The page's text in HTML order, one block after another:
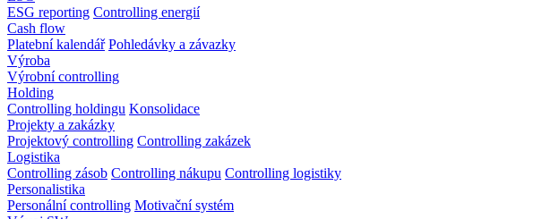
ESG reporting Controlling energií
Cash flow
Platební kalendář Pohledávky a závazky
Výroba
Výrobní controlling
Holding
Controlling holdingu Konsolidace
Projekty a zakázky
Projektový controlling Controlling zakázek
Logistika
Controlling zásob Controlling nákupu Controlling logistiky
Personalistika
Personální controlling Motivační systém